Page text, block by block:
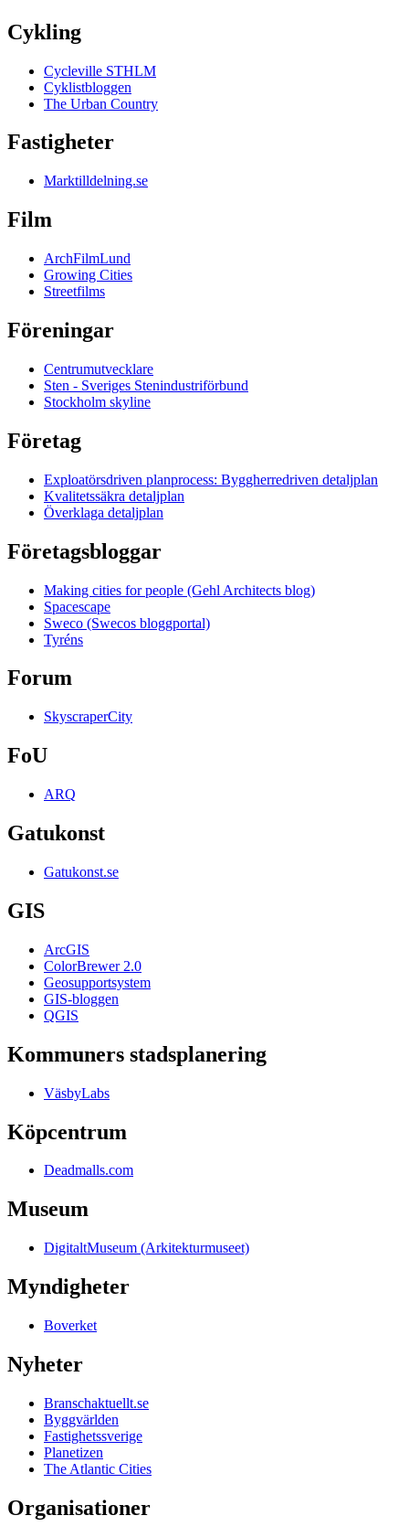
Cykling
Cycleville STHLM
Cyklistbloggen
The Urban Country
Fastigheter
Marktilldelning.se
Film
ArchFilmLund
Growing Cities
Streetfilms
Föreningar
Centrumutvecklare
Sten - Sveriges Stenindustriförbund
Stockholm skyline
Företag
Exploatörsdriven planprocess: Byggherredriven detaljplan
Kvalitetssäkra detaljplan
Överklaga detaljplan
Företagsbloggar
Making cities for people (Gehl Architects blog)
Spacescape
Sweco (Swecos bloggportal)
Tyréns
Forum
SkyscraperCity
FoU
ARQ
Gatukonst
Gatukonst.se
GIS
ArcGIS
ColorBrewer 2.0
Geosupportsystem
GIS-bloggen
QGIS
Kommuners stadsplanering
VäsbyLabs
Köpcentrum
Deadmalls.com
Museum
DigitaltMuseum (Arkitekturmuseet)
Myndigheter
Boverket
Nyheter
Branschaktuellt.se
Byggvärlden
Fastighetssverige
Planetizen
The Atlantic Cities
Organisationer